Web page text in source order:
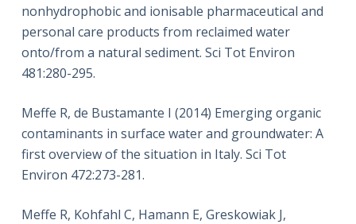
nonhydrophobic and ionisable pharmaceutical and
personal care products from reclaimed water
onto/from a natural sediment. Sci Tot Environ
481:280-295.
Meffe R, de Bustamante I (2014) Emerging organic
contaminants in surface water and groundwater: A
first overview of the situation in Italy. Sci Tot
Environ 472:273-281.
Meffe R, Kohfahl C, Hamann E, Greskowiak J,